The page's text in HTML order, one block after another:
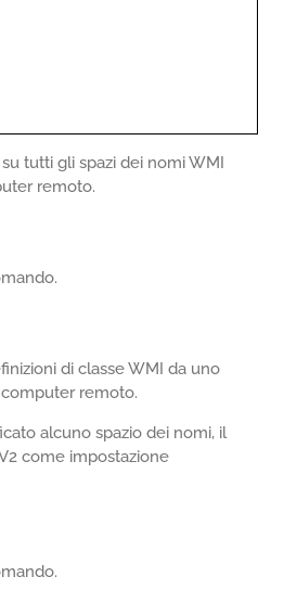
tutti gli spazi dei nomi WMI
remoto.
di classe WMI da uno
remoto.
alcuno spazio dei nomi, il
come impostazione